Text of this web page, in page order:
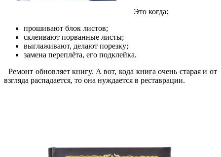
Это когда:
прошивают блок листов;
склеивают порванные листы;
выглаживают, делают порезку;
замена переплёта, его подклейка.
Ремонт обновляет книгу. А вот, кода книга очень старая и от
взгляда распадается, то она нуждается в реставрации.